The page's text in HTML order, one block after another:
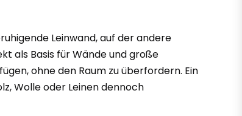
Leinwand, auf der andere
als Basis für Wände und große
ohne den Raum zu überfordern. Ein
Wolle oder Leinen dennoch